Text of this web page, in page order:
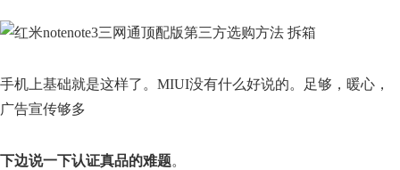
手机上基础就是这样了。MIUI没有什么好说的。足够，暖心，
广告宣传够多
下边说一下认证真品的难题。